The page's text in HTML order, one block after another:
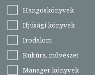
Hangoskönyvek
Ifjúsági könyvek
Irodalom
Kultúra, művészet
Manager könyvek